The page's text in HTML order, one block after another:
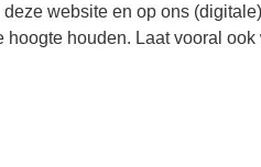
website en op ons
hoogte houden. Laat vooral